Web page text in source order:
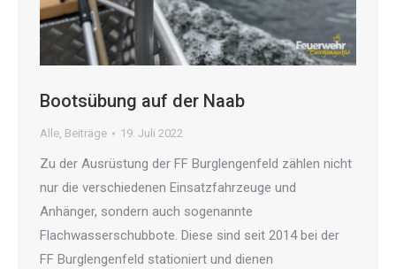
Bootsübung auf der Naab
Alle, Beiträge 19. Juli 2022
Zu der Ausrüstung der FF Burglengenfeld zählen nicht
nur die verschiedenen Einsatzfahrzeuge und
Anhänger, sondern auch sogenannte
Flachwasserschubbote. Diese sind seit 2014 bei der
FF Burglengenfeld stationiert und dienen